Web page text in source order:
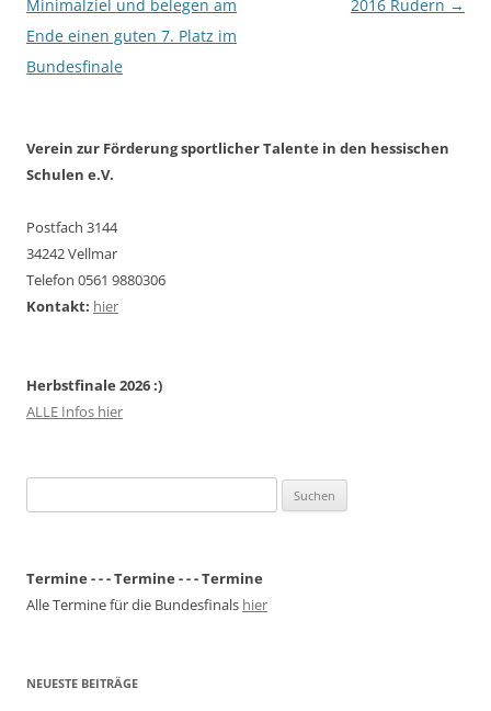
Minimalziel und belegen am
Ende einen guten 7. Platz im
Bundesfinale
2016 Rudern →
Verein zur Förderung sportlicher Talente in den hessischen
Schulen e.V.
Postfach 3144
34242 Vellmar
Telefon 0561 9880306
Kontakt: hier
Herbstfinale 2026 :)
ALLE Infos hier
nach:
Termine - - - Termine - - - Termine
Alle Termine für die Bundesfinals hier
NEUESTE BEITRÄGE